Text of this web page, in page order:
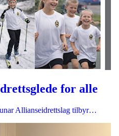
for alle
Allianseidrettslag tilbyr…